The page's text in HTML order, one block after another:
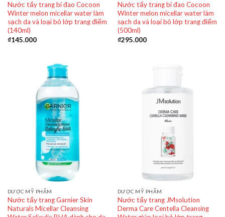
Nước tẩy trang bí đao Cocoon
Winter melon micellar water làm
sạch da và loại bỏ lớp trang điểm
(140ml)
₫145.000
Nước tẩy trang bí đao Cocoon
Winter melon micellar water làm
sạch da và loại bỏ lớp trang điểm
(500ml)
₫295.000
DƯỢC MỸ PHẨM
Nước tẩy trang Garnier Skin
Naturals Micellar Cleansing
DƯỢC MỸ PHẨM
Nước tẩy trang JMsolution
Derma Care Centella Cleansing